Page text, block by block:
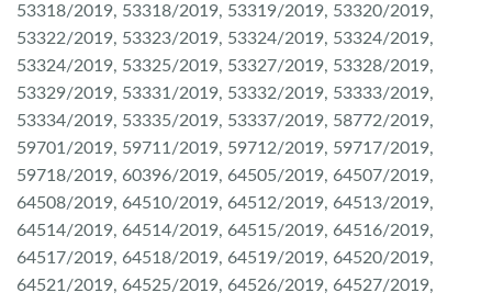
53318/2019, 53318/2019, 53319/2019, 53320/2019,
53322/2019, 53323/2019, 53324/2019, 53324/2019,
53324/2019, 53325/2019, 53327/2019, 53328/2019,
53329/2019, 53331/2019, 53332/2019, 53333/2019,
53334/2019, 53335/2019, 53337/2019, 58772/2019,
59701/2019, 59711/2019, 59712/2019, 59717/2019,
59718/2019, 60396/2019, 64505/2019, 64507/2019,
64508/2019, 64510/2019, 64512/2019, 64513/2019,
64514/2019, 64514/2019, 64515/2019, 64516/2019,
64517/2019, 64518/2019, 64519/2019, 64520/2019,
64521/2019, 64525/2019, 64526/2019, 64527/2019,